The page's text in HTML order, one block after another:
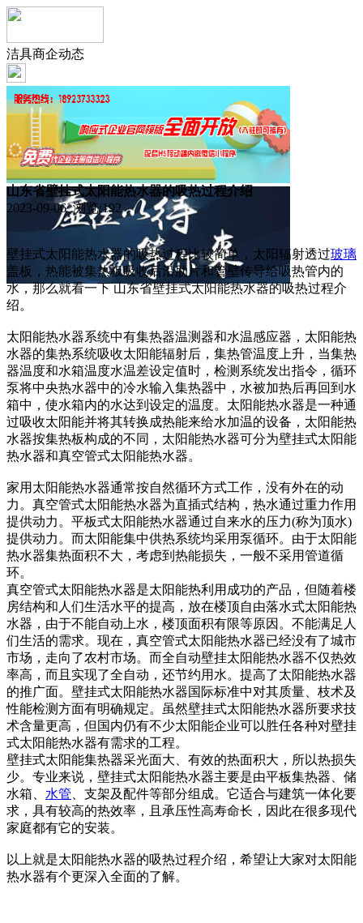
洁具商企动态
山东省壁挂式太阳能热水器的吸热过程介绍
2023-09-06 浏览:192
壁挂式太阳能热水器的吸热过程比较简单，太阳辐射透过玻璃
盖板，热能被集热板吸收后沿肋片和管壁传导给吸热管内的
水，那么就看一下 山东省壁挂式太阳能热水器的吸热过程介
绍。
太阳能热水器系统中有集热器温测器和水温感应器，太阳能热
水器的集热系统吸收太阳能辐射后，集热管温度上升，当集热
器温度和水箱温度水温差设定值时，检测系统发出指令，循环
泵将中央热水器中的冷水输入集热器中，水被加热后再回到水
箱中，使水箱内的水达到设定的温度。太阳能热水器是一种通
过吸收太阳能并将其转换成热能来给水加温的设备，太阳能热
水器按集热板构成的不同，太阳能热水器可分为壁挂式太阳能
热水器和真空管式太阳能热水器。
家用太阳能热水器通常按自然循环方式工作，没有外在的动
力。真空管式太阳能热水器为直插式结构，热水通过重力作用
提供动力。平板式太阳能热水器通过自来水的压力(称为顶水)
提供动力。而太阳能集中供热系统均采用泵循环。由于太阳能
热水器集热面积不大，考虑到热能损失，一般不采用管道循
环。
真空管式太阳能热水器是太阳能热利用成功的产品，但随着楼
房结构和人们生活水平的提高，放在楼顶自由落水式太阳能热
水器，由于不能自动上水，楼顶面积有限等原因。不能满足人
们生活的需求。现在，真空管式太阳能热水器已经没有了城市
市场，走向了农村市场。而全自动壁挂太阳能热水器不仅热效
率高，而且实现了全自动，还节约用水。提高了太阳能热水器
的推广面。壁挂式太阳能热水器国际标准中对其质量、枝术及
性能检测方面有明确规定。虽然壁挂式太阳能热水器所要求技
术含量更高，但国内仍有不少太阳能企业可以胜任各种对壁挂
式太阳能热水器有需求的工程。
壁挂式太阳能集热器采光面大、有效的热面积大，所以热损失
少。专业来说，壁挂式太阳能热水器主要是由平板集热器、储
水箱、 水管 、支架及配件等部分组成。它适合与建筑一体化要
求，具有较高的热效率，且承压性高寿命长，因此在很多现代
家庭都有它的安装。
以上就是太阳能热水器的吸热过程介绍，希望让大家对太阳能
热水器有个更深入全面的了解。